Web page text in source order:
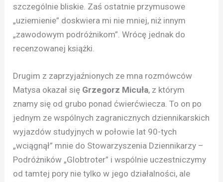
szczególnie bliskie. Zaś ostatnie przymusowe
„uziemienie” doskwiera mi nie mniej, niż innym
„zawodowym podróżnikom”. Wrócę jednak do
recenzowanej książki.
Drugim z zaprzyjaźnionych ze mna rozmówców
Matysa okazał się Grzegorz Micuła, z którym
znamy się od grubo ponad ćwierćwiecza. To on po
jednym ze wspólnych zagranicznych dziennikarskich
wyjazdów studyjnych w połowie lat 90-tych
„wciągnął” mnie do Stowarzyszenia Dziennikarzy –
Podróżników „Globtroter” i wspólnie uczestniczymy
od tamtej pory nie tylko w jego działalności, ale